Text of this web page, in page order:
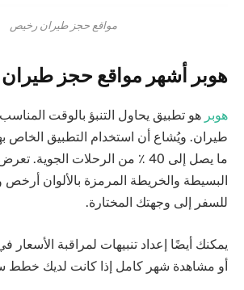
مواقع حجز طيران رخيص
هوبر أشهر مواقع حجز
هوبر هو تطبيق يحاول التنبؤ بالوقت
طيران. ويُشاع أن استخدام التطبيق الخاص
ما يصل إلى 40 ٪ من الرحلات الجوية.
البسيطة والخريطة المرمزة بالألوان أرخص
للسفر إلى وجهتك المختارة.
يمكنك أيضًا إعداد تنبيهات لمراقبة الأسعار
أو مشاهدة شهر كامل إذا كانت لديك خطط